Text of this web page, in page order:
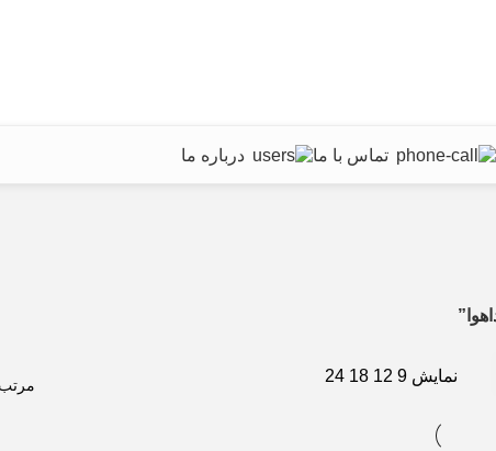
تماس با ما درباره ما
نمایش 9
12
18
24